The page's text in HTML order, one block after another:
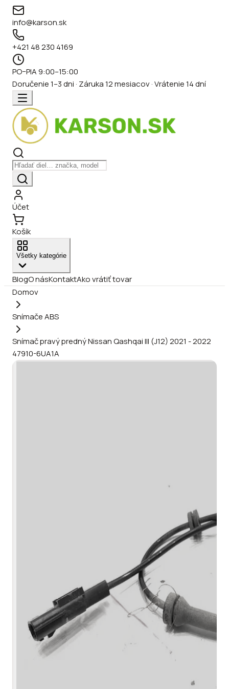
info@karson.sk
+421 48 230 4169
PO–PIA 9:00–15:00
Doručenie 1–3 dni · Záruka 12 mesiacov · Vrátenie 14 dní
Účet
Košík
Všetky kategórie
BlogO násKontaktAko vrátiť tovar
Domov
Snímače ABS
Snímač pravý predný Nissan Qashqai III (J12) 2021 - 2022
47910-6UA1A